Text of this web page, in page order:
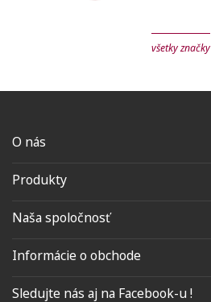
všetky značky
O nás
Produkty
Naša spoločnosť
Informácie o obchode
Sledujte nás aj na Facebook-u !